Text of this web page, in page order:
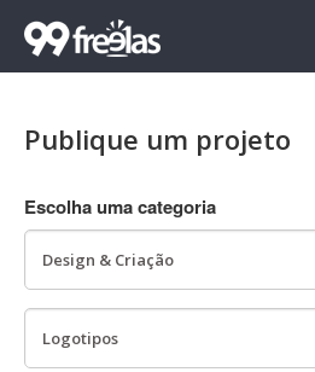
Publique um projeto
Escolha uma categoria